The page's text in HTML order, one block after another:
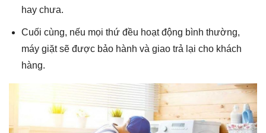
hay chưa.
Cuối cùng, nếu mọi thứ đều hoạt động bình thường,
máy giặt sẽ được bảo hành và giao trả lại cho khách
hàng.